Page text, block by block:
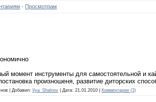
· Просмотрам
момент инструменты для самостоятельной и
произношеня, развитие диторских
| Добавил: Ilya_Shalnov | Дата: 21.01.2010 Комментарии (3)